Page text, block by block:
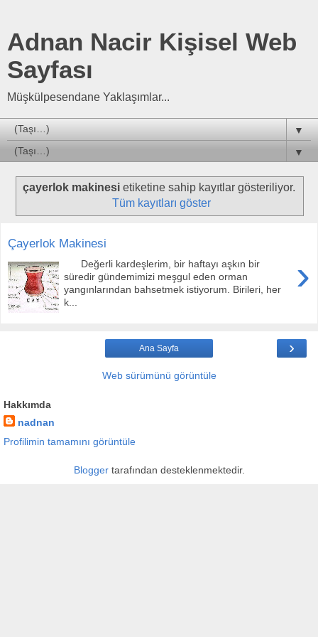
Adnan Nacir Kişisel Web
Sayfası
Müşkülpesendane Yaklaşımlar...
▼
▼
çayerlok makinesi etiketine sahip kayıtlar gösteriliyor.
Tüm kayıtları göster
Çayerlok Makinesi
›
Değerli kardeşlerim, bir haftayı aşkın bir
süredir gündemimizi meşgul eden orman
yangınlarından bahsetmek istiyorum. Birileri, her
k...
›
Ana Sayfa
Web sürümünü görüntüle
Hakkımda
nadnan
Profilimin tamamını görüntüle
Bloggertarafından desteklenmektedir.